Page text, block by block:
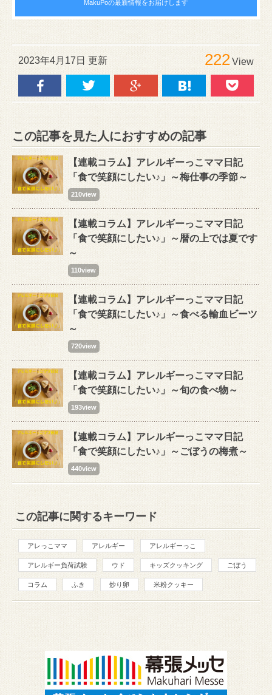
MakuPoの最新情報をお届けします
2023年4月17日 更新 222View
この記事を見た人におすすめの記事
【連載コラム】アレルギーっこママ日記
「食で笑顔にしたい♪」～梅仕事の季節～
210view
【連載コラム】アレルギーっこママ日記
「食で笑顔にしたい♪」～暦の上では夏です
～
110view
【連載コラム】アレルギーっこママ日記
「食で笑顔にしたい♪」～食べる輸血ビーツ
～
720view
【連載コラム】アレルギーっこママ日記
「食で笑顔にしたい♪」～旬の食べ物～
193view
【連載コラム】アレルギーっこママ日記
「食で笑顔にしたい♪」～ごぼうの梅煮～
440view
この記事に関するキーワード
アレっこママ アレルギー アレルギーっこ
アレルギー負荷試験 ウド キッズクッキング ごぼう
コラム ふき 炒り卵 米粉クッキー